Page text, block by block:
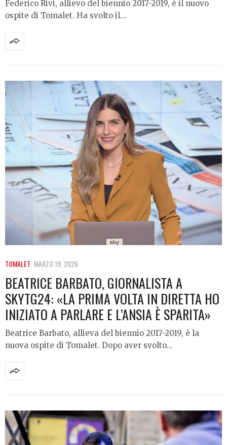
Federico Rivi, allievo del biennio 2017-2019, è il nuovo
ospite di Tomalet. Ha svolto il…
TOMALET MARZO 19, 2026
BEATRICE BARBATO, GIORNALISTA A
SKYTG24: «LA PRIMA VOLTA IN DIRETTA HO
INIZIATO A PARLARE E L’ANSIA È SPARITA»
Beatrice Barbato, allieva del biennio 2017-2019, è la
nuova ospite di Tomalet. Dopo aver svolto…